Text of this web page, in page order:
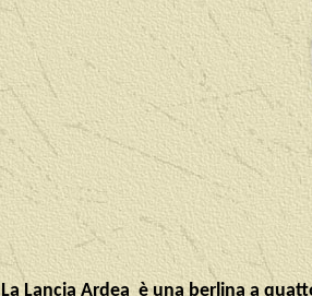
La Lancia Ardea è una berlina a